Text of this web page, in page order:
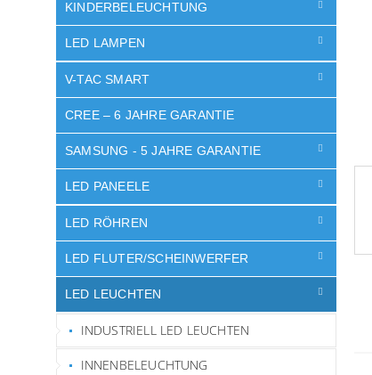
KINDERBELEUCHTUNG
LED LAMPEN
V-TAC SMART
CREE – 6 JAHRE GARANTIE
SAMSUNG - 5 JAHRE GARANTIE
LED PANEELE
LED RÖHREN
LED FLUTER/SCHEINWERFER
LED LEUCHTEN
INDUSTRIELL LED LEUCHTEN
INNENBELEUCHTUNG